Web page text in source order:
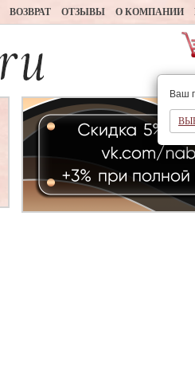
ВОЗВРАТ ОТЗЫВЫ О КОМПАНИИ
Ваш